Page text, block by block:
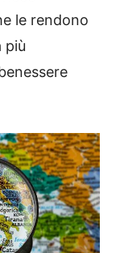
le rendono
più